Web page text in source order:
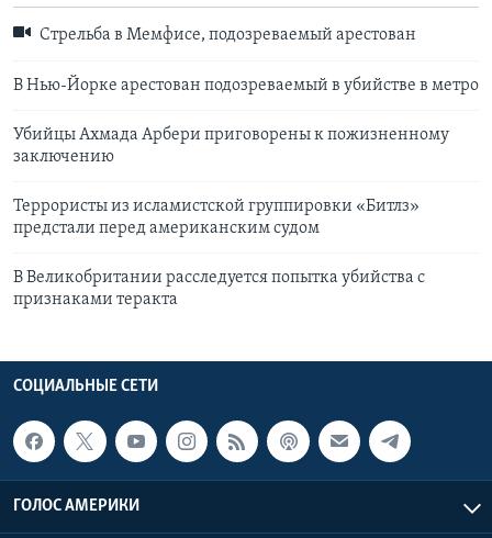
Стрельба в Мемфисе, подозреваемый арестован
В Нью-Йорке арестован подозреваемый в убийстве в метро
Убийцы Ахмада Арбери приговорены к пожизненному
заключению
Террористы из исламистской группировки «Битлз»
предстали перед американским судом
В Великобритании расследуется попытка убийства с
признаками теракта
СОЦИАЛЬНЫЕ СЕТИ
ГОЛОС АМЕРИКИ